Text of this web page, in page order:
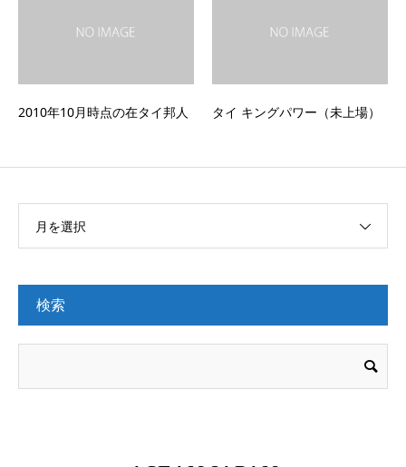
2010年10月時点の在タイ邦人 タイ キングパワー（未上場）
月を選択
検索